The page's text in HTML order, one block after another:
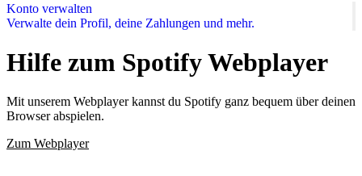
Konto verwalten
Verwalte dein Profil, deine Zahlungen und mehr.
Hilfe zum Spotify Webplayer
Mit unserem Webplayer kannst du Spotify ganz bequem über deinen
Browser abspielen.
Zum Webplayer